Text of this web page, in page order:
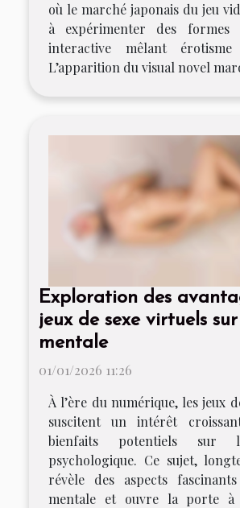
où le marché japonais du jeu
à expérimenter des formes
interactive mêlant
L’apparition du visual novel
Exploration des
jeux de sexe virtuels
mentale
01/01/2026 11:26
À l’ère du numérique, les jeux
suscitent un intérêt
bienfaits potentiels sur
psychologique. Ce sujet,
révèle des aspects
mentale et ouvre la porte à